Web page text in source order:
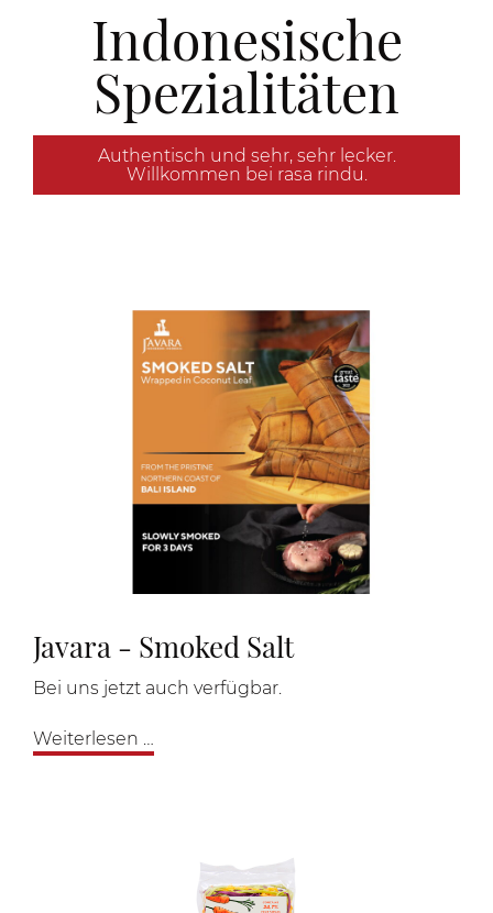
Indonesische
Spezialitäten
Authentisch und sehr, sehr lecker.
Willkommen bei rasa rindu.
Javara - Smoked Salt
Bei uns jetzt auch verfügbar.
Weiterlesen …